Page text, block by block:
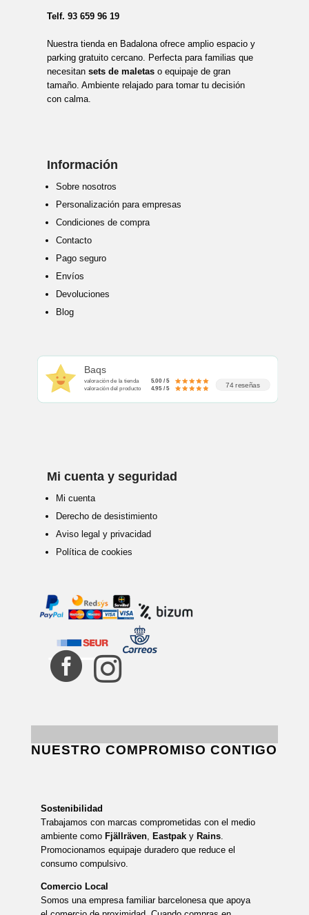
Telf. 93 659 96 19
Nuestra tienda en Badalona ofrece amplio espacio y
parking gratuito cercano. Perfecta para familias que
necesitan sets de maletaso equipaje de gran
tamaño. Ambiente relajado para tomar tu decisión
con calma.
Información
Sobre nosotros
Personalización para empresas
Condiciones de compra
Contacto
Pago seguro
Envíos
Devoluciones
Blog
Baqs
valoración de la tienda
5.00 / 5
valoración del producto
4.95 / 5 74 reseñas
Mi cuenta y seguridad
Mi cuenta
Derecho de desistimiento
Aviso legal y privacidad
Política de cookies
 
NUESTRO COMPROMISO CONTIGO
Sostenibilidad
Trabajamos con marcas comprometidas con el medio
ambiente como Fjällräven, Eastpak y Rains.
Promocionamos equipaje duradero que reduce el
consumo compulsivo.
Comercio Local
Somos una empresa familiar barcelonesa que apoya